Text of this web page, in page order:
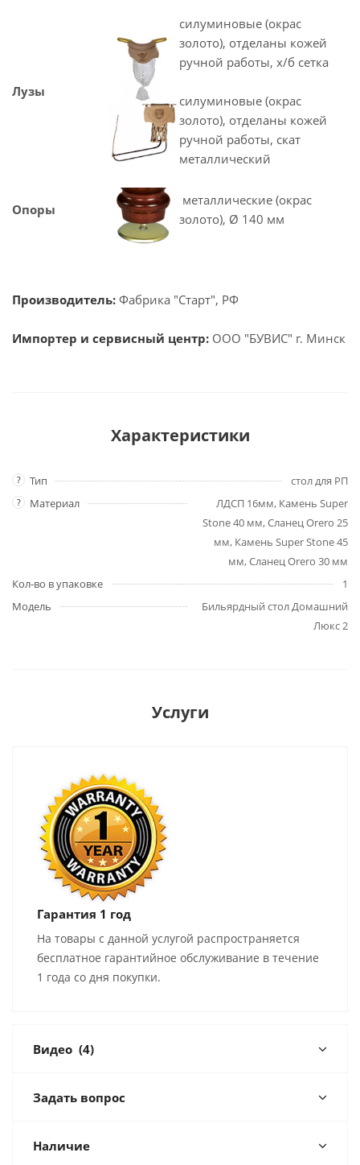
Лузы
силуминовые (окрас
золото), отделаны кожей
ручной работы, х/б сетка
силуминовые (окрас
золото), отделаны кожей
ручной работы, скат
металлический
Опоры
металлические (окрас
золото), Ø 140 мм
Производитель: Фабрика "Старт", РФ
Импортер и сервисный центр: ООО "БУВИС" г. Минск
Характеристики
? Тип стол для РП
? Материал
ЛДСП 16мм, Камень Super
Stone 40 мм, Сланец Orero 25
мм, Камень Super Stone 45
мм, Сланец Orero 30 мм
Кол-во в упаковке
1
Модель
Бильярдный стол Домашний
Люкс 2
Услуги
Гарантия 1 год
На товары с данной услугой распространяется
бесплатное гарантийное обслуживание в течение
1 года со дня покупки.
Видео (4)
Задать вопрос
Наличие